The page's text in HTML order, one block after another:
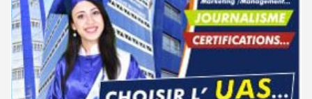
01-08 مركز التكوين والنهوض بالعمل المستقل بالقصرين : دورة سبتمبر 2026
01-08 جامعة قابس : النتائج الأولية لمناظرة إعادة التوجيه - جويلية 2026
01-08 باك 2026 : تمديد آجال تعمير الاختيارات للدورة الرئيسية للتوجيه الجامعي
11-09 الإعلان عن نتائج مناظرة الإلتحاق بالتكوين في مستوى مؤهل التقني السامي -
دورة سبتمبر 2024
02-09 نتائج مناظرة الإلتحاق بالتكوين في مستوى مؤهل التقني السامي - دورة
سبتمبر 2024